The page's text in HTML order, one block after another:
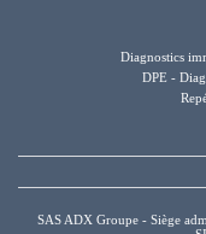
Diagnostics
DPE -
SAS ADX Groupe - Siège